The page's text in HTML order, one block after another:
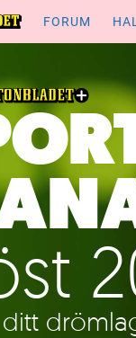
FORUM